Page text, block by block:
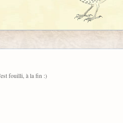
fouilli, à la fin :)